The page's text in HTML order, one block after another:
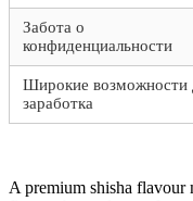
Забота о
конфиденциальности
Широкие возможности
заработка
A premium shisha flavour